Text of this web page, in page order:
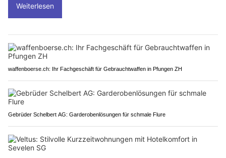
Weiterlesen
waffenboerse.ch: Ihr Fachgeschäft für Gebrauchtwaffen in Pfungen ZH
Gebrüder Schelbert AG: Garderobenlösungen für schmale Flure